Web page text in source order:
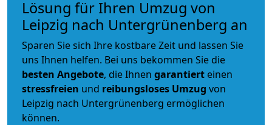
Lösung für Ihren Umzug von
Leipzig nach Untergrünenberg an
Sparen Sie sich Ihre kostbare Zeit und lassen Sie
uns Ihnen helfen. Bei uns bekommen Sie die
besten Angebote, die Ihnen garantiert einen
stressfreien und reibungsloses Umzug von
Leipzig nach Untergrünenberg ermöglichen
können.